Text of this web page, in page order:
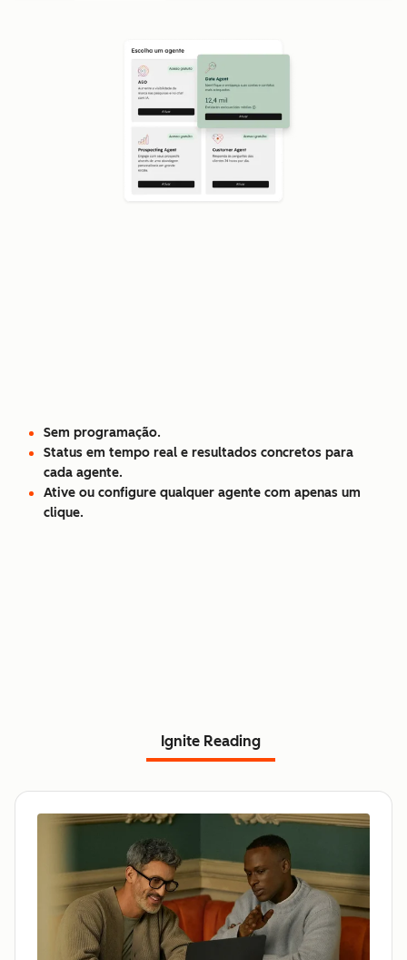
Sem programação.
Status em tempo real e resultados concretos para
cada agente.
Ative ou configure qualquer agente com apenas um
clique.
Ignite Reading